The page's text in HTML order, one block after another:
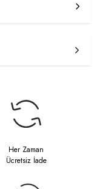
Her Zaman
Ücretsiz İade